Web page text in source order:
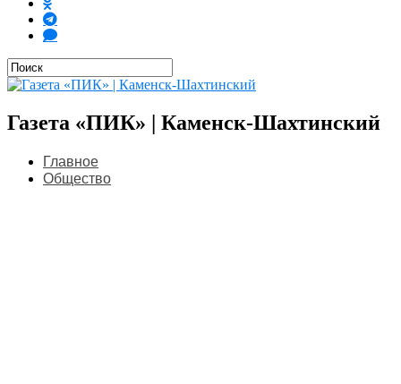
Газета «ПИК» | Каменск-Шахтинский
Главное
Общество